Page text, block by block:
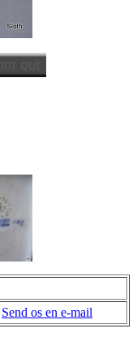
Send os en e-mail